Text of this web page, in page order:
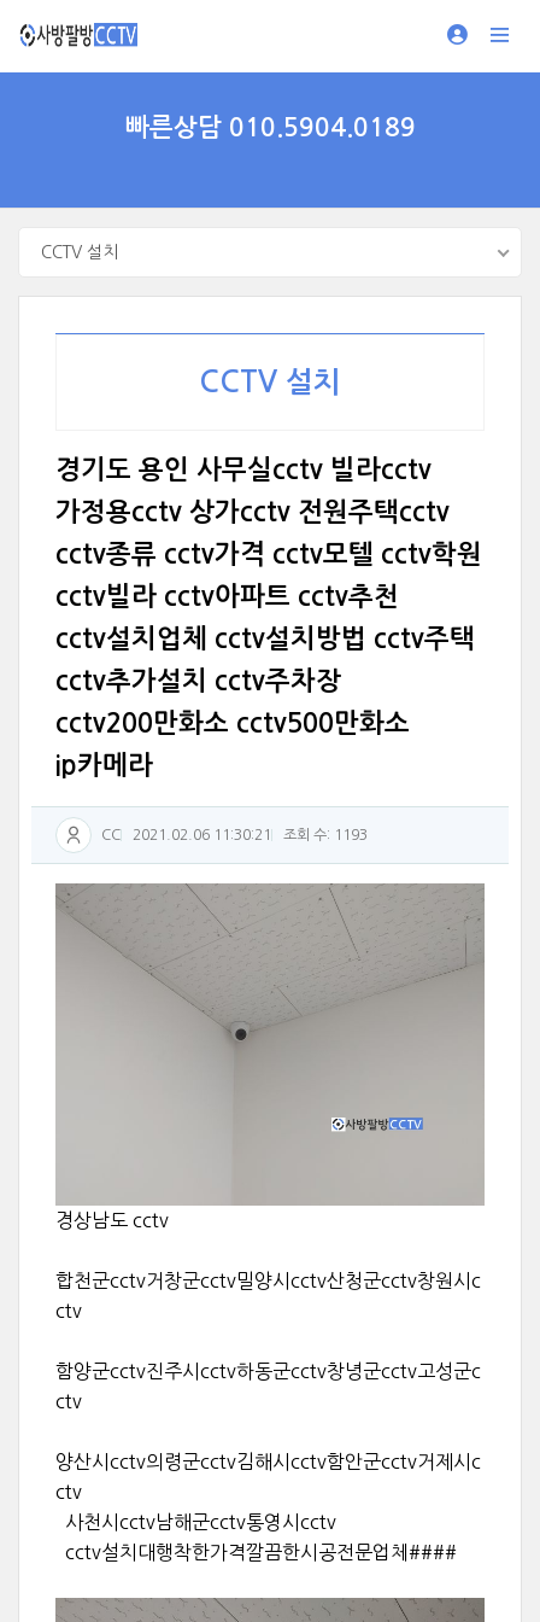
빠른상담 010.5904.0189
CCTV 설치
CCTV 설치
경기도 용인 사무실cctv 빌라cctv
가정용cctv 상가cctv 전원주택cctv
cctv종류 cctv가격 cctv모텔 cctv학원
cctv빌라 cctv아파트 cctv추천
cctv설치업체 cctv설치방법 cctv주택
cctv추가설치 cctv주차장
cctv200만화소 cctv500만화소
ip카메라
CC 2021.02.06 11:30:21 조회 수: 1193
경상남도 cctv
합천군cctv거창군cctv밀양시cctv산청군cctv창원시c
ctv
함양군cctv진주시cctv하동군cctv창녕군cctv고성군c
ctv
양산시cctv의령군cctv김해시cctv함안군cctv거제시c
ctv
사천시cctv남해군cctv통영시cctv
cctv설치대행착한가격깔끔한시공전문업체####